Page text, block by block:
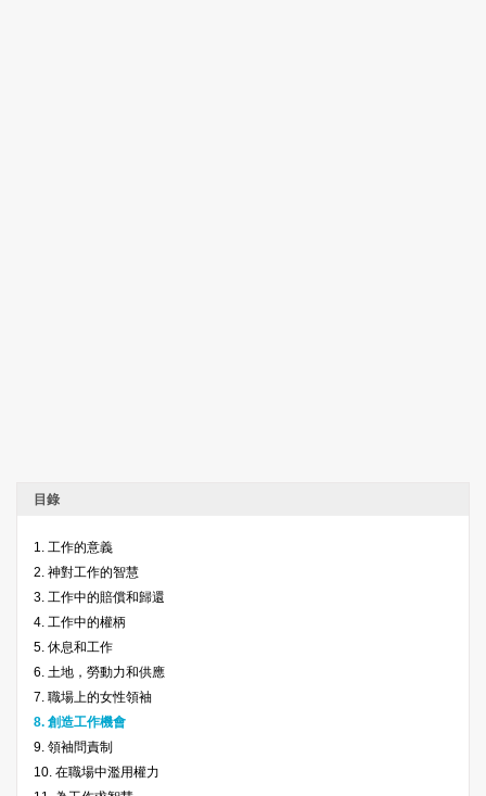
目錄
1. 工作的意義
2. 神對工作的智慧
3. 工作中的賠償和歸還
4. 工作中的權柄
5. 休息和工作
6. 土地，勞動力和供應
7. 職場上的女性領袖
8. 創造工作機會
9. 領袖問責制
10. 在職場中濫用權力